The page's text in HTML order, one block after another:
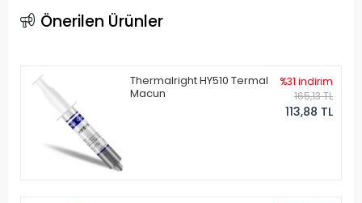
Önerilen Ürünler
Thermalright HY510 Termal
Macun
%31 indirim
165,13 TL
113,88 TL